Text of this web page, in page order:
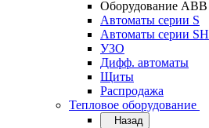
Оборудование АВВ
Автоматы серии S
Автоматы серии SH
УЗО
Дифф. автоматы
Щиты
Распродажа
Тепловое оборудование
Назад